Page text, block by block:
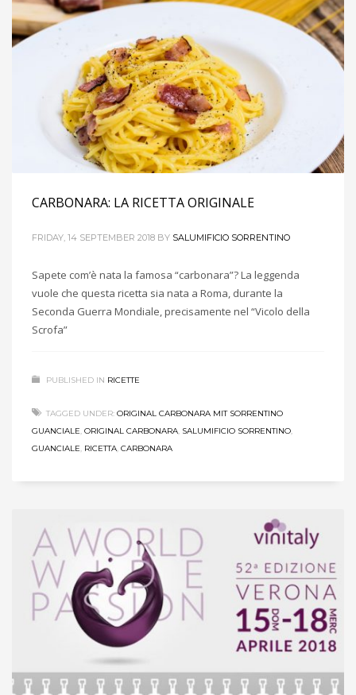
CARBONARA: LA RICETTA ORIGINALE
FRIDAY, 14 SEPTEMBER 2018 BY SALUMIFICIO SORRENTINO
Sapete com’è nata la famosa “carbonara”? La leggenda
vuole che questa ricetta sia nata a Roma, durante la
Seconda Guerra Mondiale, precisamente nel “Vicolo della
Scrofa”
PUBLISHED IN RICETTE
TAGGED UNDER: ORIGINAL CARBONARA MIT SORRENTINO
GUANCIALE, ORIGINAL CARBONARA, SALUMIFICIO SORRENTINO,
GUANCIALE, RICETTA, CARBONARA